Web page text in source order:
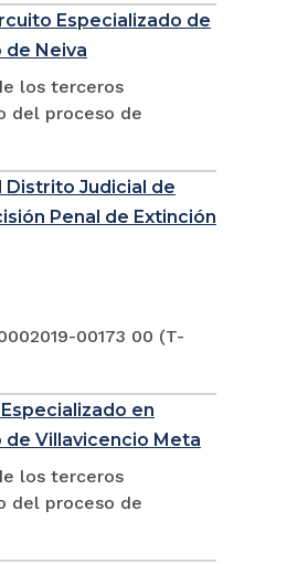
Especializado de
de Neiva
los terceros
del proceso de
Distrito Judicial de
Penal de Extinción
00173 00 (T-
en
de Villavicencio Meta
los terceros
del proceso de